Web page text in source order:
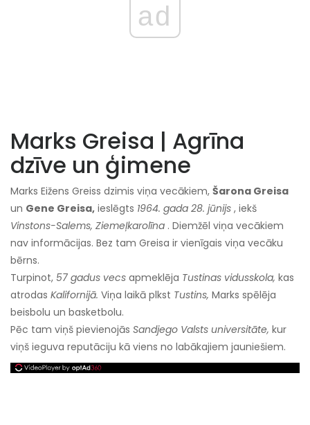
ad
Marks Greisa | Agrīna
dzīve un ģimene
Marks Eižens Greiss dzimis viņa vecākiem, Šarona Greisa
un Gene Greisa, ieslēgts 1964. gada 28. jūnijs , iekš
Vinstons-Salems, Ziemeļkarolīna . Diemžēl viņa vecākiem
nav informācijas. Bez tam Greisa ir vienīgais viņa vecāku
bērns.
Turpinot, 57 gadus vecs apmeklēja Tustinas vidusskola, kas
atrodas Kalifornijā. Viņa laikā plkst Tustins, Marks spēlēja
beisbolu un basketbolu.
Pēc tam viņš pievienojās Sandjego Valsts universitāte, kur
viņš ieguva reputāciju kā viens no labākajiem jauniešiem.